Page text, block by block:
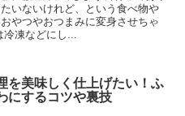
いないけれど、という食べ物や
やつやおつまみに変身させちゃ
冷凍などにし...
を美味しく仕上げたい！ふ
にするコツや裏技